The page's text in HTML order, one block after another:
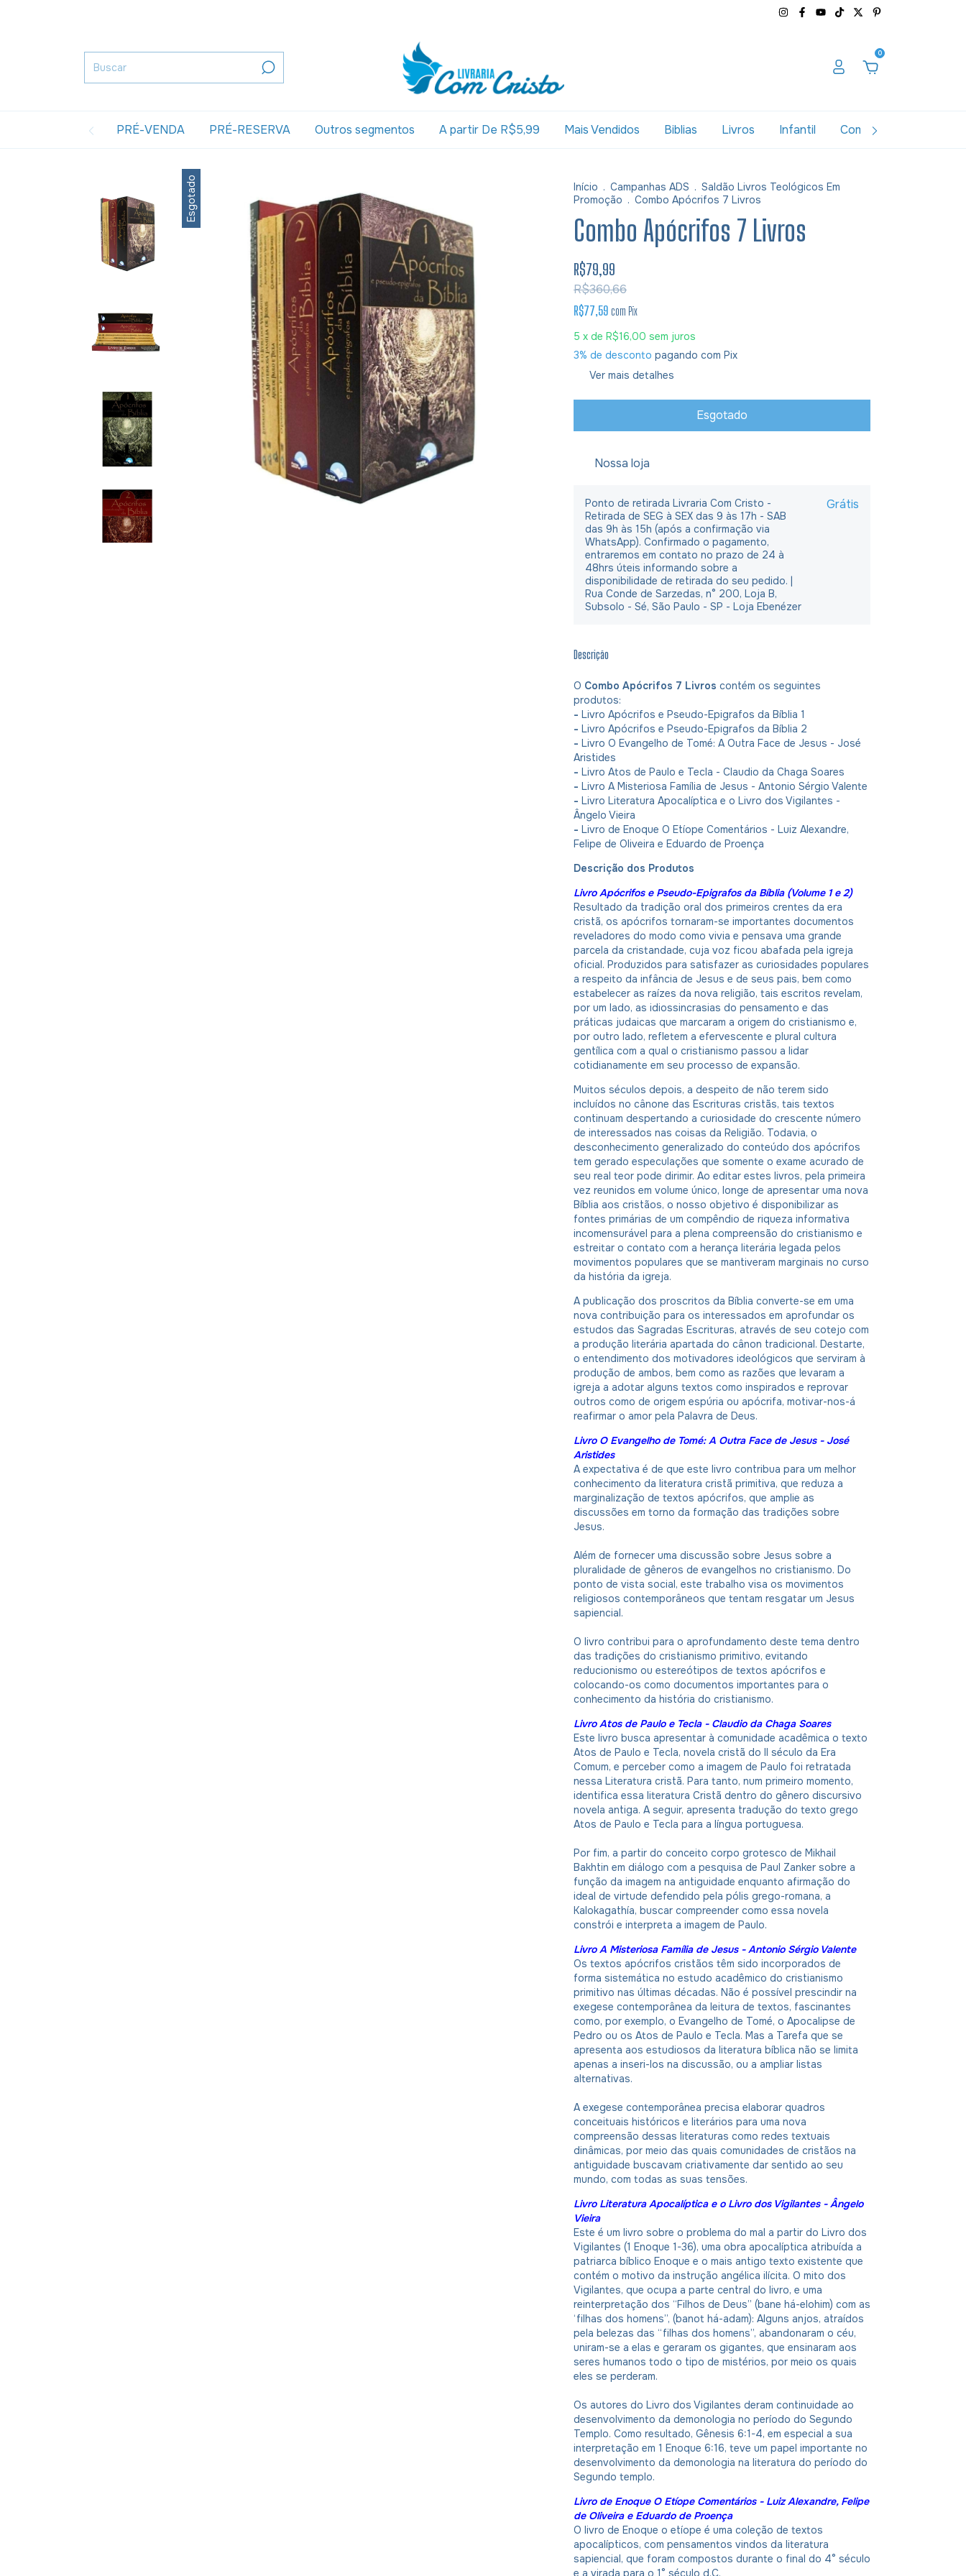
0
PRÉ-VENDA PRÉ-RESERVA Outros segmentos A partir De R$5,99 Mais Vendidos Biblias Livros Infantil Combos
Esgotado Início . Campanhas ADS . Saldão Livros Teológicos Em
Promoção . Combo Apócrifos 7 Livros
Combo Apócrifos 7 Livros
R$79,99
R$360,66
R$77,59 com Pix
5 x de R$16,00 sem juros
3% de desconto pagando com Pix
Ver mais detalhes
Nossa loja
Ponto de retirada Livraria Com Cristo -
Retirada de SEG à SEX das 9 às 17h - SAB
das 9h às 15h (após a confirmação via
WhatsApp). Confirmado o pagamento,
entraremos em contato no prazo de 24 à
48hrs úteis informando sobre a
disponibilidade de retirada do seu pedido. |
Rua Conde de Sarzedas, n° 200, Loja B,
Subsolo - Sé, São Paulo - SP - Loja Ebenézer
Grátis
Descrição
O Combo Apócrifos 7 Livros contém os seguintes
produtos:
- Livro Apócrifos e Pseudo-Epigrafos da Bíblia 1
- Livro Apócrifos e Pseudo-Epigrafos da Bíblia 2
- Livro O Evangelho de Tomé: A Outra Face de Jesus - José
Aristides
- Livro Atos de Paulo e Tecla - Claudio da Chaga Soares
- Livro A Misteriosa Família de Jesus - Antonio Sérgio Valente
- Livro Literatura Apocalíptica e o Livro dos Vigilantes -
Ângelo Vieira
- Livro de Enoque O Etíope Comentários - Luiz Alexandre,
Felipe de Oliveira e Eduardo de Proença
Descrição dos Produtos
Livro Apócrifos e Pseudo-Epigrafos da Bíblia (Volume 1 e 2)
Resultado da tradição oral dos primeiros crentes da era
cristã, os apócrifos tornaram-se importantes documentos
reveladores do modo como vivia e pensava uma grande
parcela da cristandade, cuja voz ficou abafada pela igreja
oficial. Produzidos para satisfazer as curiosidades populares
a respeito da infância de Jesus e de seus pais, bem como
estabelecer as raízes da nova religião, tais escritos revelam,
por um lado, as idiossincrasias do pensamento e das
práticas judaicas que marcaram a origem do cristianismo e,
por outro lado, refletem a efervescente e plural cultura
gentílica com a qual o cristianismo passou a lidar
cotidianamente em seu processo de expansão.
Muitos séculos depois, a despeito de não terem sido
incluídos no cânone das Escrituras cristãs, tais textos
continuam despertando a curiosidade do crescente número
de interessados nas coisas da Religião. Todavia, o
desconhecimento generalizado do conteúdo dos apócrifos
tem gerado especulações que somente o exame acurado de
seu real teor pode dirimir. Ao editar estes livros, pela primeira
vez reunidos em volume único, longe de apresentar uma nova
Bíblia aos cristãos, o nosso objetivo é disponibilizar as
fontes primárias de um compêndio de riqueza informativa
incomensurável para a plena compreensão do cristianismo e
estreitar o contato com a herança literária legada pelos
movimentos populares que se mantiveram marginais no curso
da história da igreja.
A publicação dos proscritos da Bíblia converte-se em uma
nova contribuição para os interessados em aprofundar os
estudos das Sagradas Escrituras, através de seu cotejo com
a produção literária apartada do cânon tradicional. Destarte,
o entendimento dos motivadores ideológicos que serviram à
produção de ambos, bem como as razões que levaram a
igreja a adotar alguns textos como inspirados e reprovar
outros como de origem espúria ou apócrifa, motivar-nos-á
reafirmar o amor pela Palavra de Deus.
Livro O Evangelho de Tomé: A Outra Face de Jesus - José
Aristides
A expectativa é de que este livro contribua para um melhor
conhecimento da literatura cristã primitiva, que reduza a
marginalização de textos apócrifos, que amplie as
discussões em torno da formação das tradições sobre
Jesus.
Além de fornecer uma discussão sobre Jesus sobre a
pluralidade de gêneros de evangelhos no cristianismo. Do
ponto de vista social, este trabalho visa os movimentos
religiosos contemporâneos que tentam resgatar um Jesus
sapiencial.
O livro contribui para o aprofundamento deste tema dentro
das tradições do cristianismo primitivo, evitando
reducionismo ou estereótipos de textos apócrifos e
colocando-os como documentos importantes para o
conhecimento da história do cristianismo.
Livro Atos de Paulo e Tecla - Claudio da Chaga Soares
Este livro busca apresentar à comunidade acadêmica o texto
Atos de Paulo e Tecla, novela cristã do II século da Era
Comum, e perceber como a imagem de Paulo foi retratada
nessa Literatura cristã. Para tanto, num primeiro momento,
identifica essa literatura Cristã dentro do gênero discursivo
novela antiga. A seguir, apresenta tradução do texto grego
Atos de Paulo e Tecla para a língua portuguesa.
Por fim, a partir do conceito corpo grotesco de Mikhail
Bakhtin em diálogo com a pesquisa de Paul Zanker sobre a
função da imagem na antiguidade enquanto afirmação do
ideal de virtude defendido pela pólis grego-romana, a
Kalokagathía, buscar compreender como essa novela
constrói e interpreta a imagem de Paulo.
Livro A Misteriosa Família de Jesus - Antonio Sérgio Valente
Os textos apócrifos cristãos têm sido incorporados de
forma sistemática no estudo acadêmico do cristianismo
primitivo nas últimas décadas. Não é possível prescindir na
exegese contemporânea da leitura de textos, fascinantes
como, por exemplo, o Evangelho de Tomé, o Apocalipse de
Pedro ou os Atos de Paulo e Tecla. Mas a Tarefa que se
apresenta aos estudiosos da literatura bíblica não se limita
apenas a inseri-los na discussão, ou a ampliar listas
alternativas.
A exegese contemporânea precisa elaborar quadros
conceituais históricos e literários para uma nova
compreensão dessas literaturas como redes textuais
dinâmicas, por meio das quais comunidades de cristãos na
antiguidade buscavam criativamente dar sentido ao seu
mundo, com todas as suas tensões.
Livro Literatura Apocalíptica e o Livro dos Vigilantes - Ângelo
Vieira
Este é um livro sobre o problema do mal a partir do Livro dos
Vigilantes (1 Enoque 1-36), uma obra apocalíptica atribuída a
patriarca bíblico Enoque e o mais antigo texto existente que
contém o motivo da instrução angélica ilícita. O mito dos
Vigilantes, que ocupa a parte central do livro, e uma
reinterpretação dos “Filhos de Deus” (bane há-elohim) com as
‘filhas dos homens”, (banot há-adam): Alguns anjos, atraídos
pela belezas das “filhas dos homens”, abandonaram o céu,
uniram-se a elas e geraram os gigantes, que ensinaram aos
seres humanos todo o tipo de mistérios, por meio os quais
eles se perderam.
Os autores do Livro dos Vigilantes deram continuidade ao
desenvolvimento da demonologia no período do Segundo
Templo. Como resultado, Gênesis 6:1-4, em especial a sua
interpretação em 1 Enoque 6:16, teve um papel importante no
desenvolvimento da demonologia na literatura do período do
Segundo templo.
Livro de Enoque O Etíope Comentários - Luiz Alexandre, Felipe
de Oliveira e Eduardo de Proença
O livro de Enoque o etíope é uma coleção de textos
apocalípticos, com pensamentos vindos da literatura
sapiencial, que foram compostos durante o final do 4° século
e a virada para o 1° século d.C.